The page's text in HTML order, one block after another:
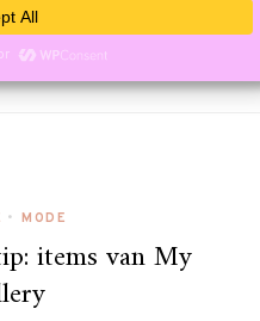
• MODE
items van My